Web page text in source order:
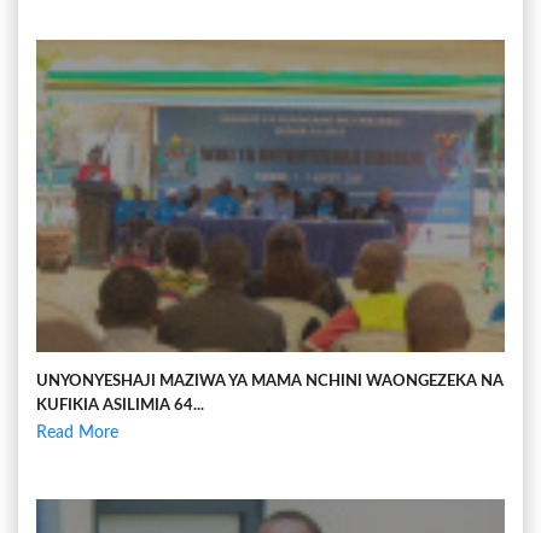
UNYONYESHAJI MAZIWA YA MAMA NCHINI WAONGEZEKA NA
KUFIKIA ASILIMIA 64...
Read More